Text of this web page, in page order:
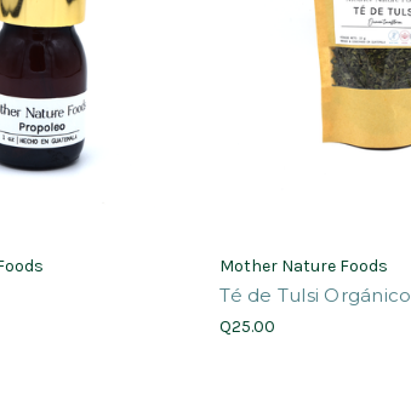
Mother Nature Foods
Té de Tulsi Orgánico
Q25.00